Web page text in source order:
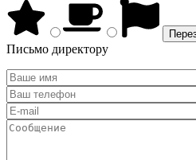
Письмо директору